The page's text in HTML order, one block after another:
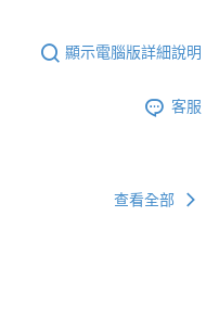
顯示電腦版詳細說明
客服
查看全部